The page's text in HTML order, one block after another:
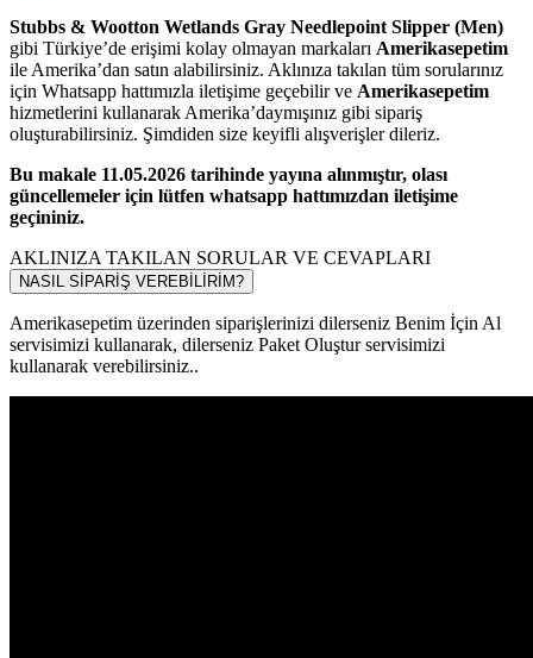
Stubbs & Wootton Wetlands Gray Needlepoint Slipper (Men)
gibi Türkiye’de erişimi kolay olmayan markaları Amerikasepetim
ile Amerika’dan satın alabilirsiniz. Aklınıza takılan tüm sorularınız
için Whatsapp hattımızla iletişime geçebilir ve Amerikasepetim
hizmetlerini kullanarak Amerika’daymışınız gibi sipariş
oluşturabilirsiniz. Şimdiden size keyifli alışverişler dileriz.
Bu makale 11.05.2026 tarihinde yayına alınmıştır, olası
güncellemeler için lütfen whatsapp hattımızdan iletişime
geçininiz.
AKLINIZA TAKILAN SORULAR VE CEVAPLARI
NASIL SİPARİŞ VEREBİLİRİM?
Amerikasepetim üzerinden siparişlerinizi dilerseniz Benim İçin Al
servisimizi kullanarak, dilerseniz Paket Oluştur servisimizi
kullanarak verebilirsiniz..